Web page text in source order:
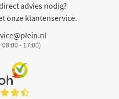
advies nodig?
onze klantenservice.
- 17:00)